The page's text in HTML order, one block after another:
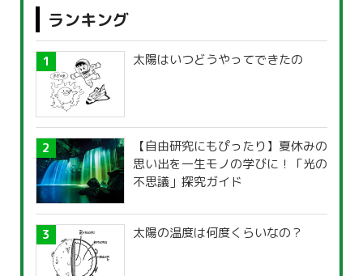
ランキング
太陽はいつどうやってできたの
【自由研究にもぴったり】夏休みの
思い出を一生モノの学びに！「光の
不思議」探究ガイド
太陽の温度は何度くらいなの？